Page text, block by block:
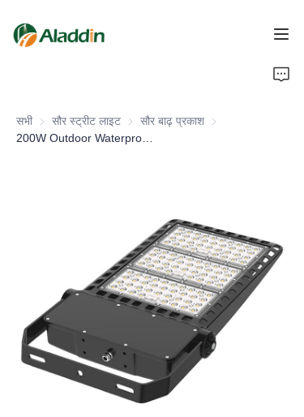
सभी सौर स्ट्रीट लाइट सौर स्ट्रीट लाइट
सौर बाढ़ प्रकाश सौर बाढ़ प्रकाश
हमारे बारे में